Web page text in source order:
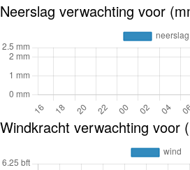
Neerslag verwachting voor
Windkracht verwachting voor